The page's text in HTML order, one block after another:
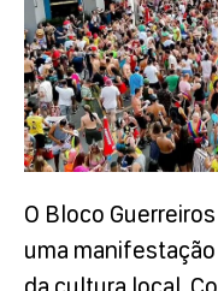
O Bloco
uma